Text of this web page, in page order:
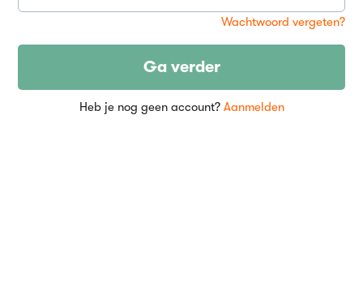
Wachtwoord vergeten?
Ga verder
Heb je nog geen account? Aanmelden